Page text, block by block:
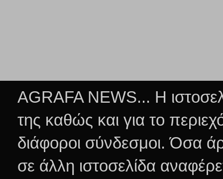
AGRAFA NEWS... Η
της καθώς και για το
διάφοροι σύνδεσμοι.Όσα
σε άλλη ιστοσελίδα